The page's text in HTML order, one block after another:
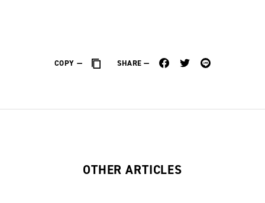
COPY SHARE
OTHER ARTICLES